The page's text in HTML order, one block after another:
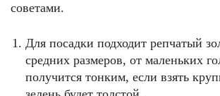
советами.
Для посадки подходит репчатый
средних размеров, от маленьких
получится тонким, если взять